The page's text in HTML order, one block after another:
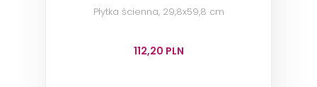
Płytka ścienna, 29,8x59,8 cm
112,20 PLN